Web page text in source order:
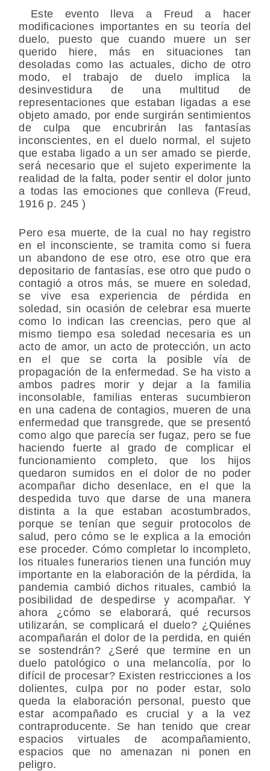
Este evento lleva a Freud a hacer
modificaciones importantes en su teoría del
duelo, puesto que cuando muere un ser
querido hiere, más en situaciones tan
desoladas como las actuales, dicho de otro
modo, el trabajo de duelo implica la
desinvestidura de una multitud de
representaciones que estaban ligadas a ese
objeto amado, por ende surgirán sentimientos
de culpa que encubrirán las fantasías
inconscientes, en el duelo normal, el sujeto
que estaba ligado a un ser amado se pierde,
será necesario que el sujeto experimente la
realidad de la falta, poder sentir el dolor junto
a todas las emociones que conlleva (Freud,
1916 p. 245 )
Pero esa muerte, de la cual no hay registro
en el inconsciente, se tramita como si fuera
un abandono de ese otro, ese otro que era
depositario de fantasías, ese otro que pudo o
contagió a otros más, se muere en soledad,
se vive esa experiencia de pérdida en
soledad, sin ocasión de celebrar esa muerte
como lo indican las creencias, pero que al
mismo tiempo esa soledad necesaria es un
acto de amor, un acto de protección, un acto
en el que se corta la posible vía de
propagación de la enfermedad. Se ha visto a
ambos padres morir y dejar a la familia
inconsolable, familias enteras sucumbieron
en una cadena de contagios, mueren de una
enfermedad que transgrede, que se presentó
como algo que parecía ser fugaz, pero se fue
haciendo fuerte al grado de complicar el
funcionamiento completo, que los hijos
quedaron sumidos en el dolor de no poder
acompañar dicho desenlace, en el que la
despedida tuvo que darse de una manera
distinta a la que estaban acostumbrados,
porque se tenían que seguir protocolos de
salud, pero cómo se le explica a la emoción
ese proceder. Cómo completar lo incompleto,
los rituales funerarios tienen una función muy
importante en la elaboración de la pérdida, la
pandemia cambió dichos rituales, cambió la
posibilidad de despedirse y acompañar. Y
ahora ¿cómo se elaborará, qué recursos
utilizarán, se complicará el duelo? ¿Quiénes
acompañarán el dolor de la perdida, en quién
se sostendrán? ¿Seré que termine en un
duelo patológico o una melancolía, por lo
difícil de procesar? Existen restricciones a los
dolientes, culpa por no poder estar, solo
queda la elaboración personal, puesto que
estar acompañado es crucial y a la vez
contraproducente. Se han tenido que crear
espacios virtuales de acompañamiento,
espacios que no amenazan ni ponen en
peligro.